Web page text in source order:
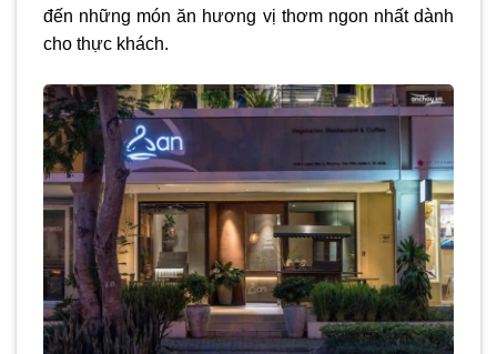
đến những món ăn hương vị thơm ngon nhất dành
cho thực khách.